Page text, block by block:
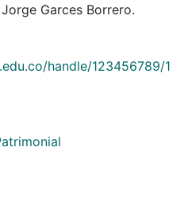
Garces Borrero.
handle/123456789/1